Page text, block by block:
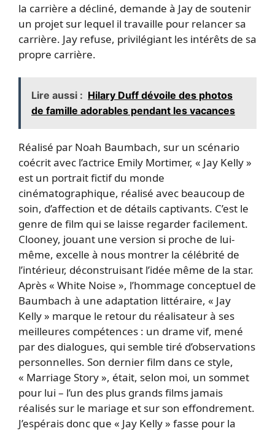
la carrière a décliné, demande à Jay de soutenir
un projet sur lequel il travaille pour relancer sa
carrière. Jay refuse, privilégiant les intérêts de sa
propre carrière.
Lire aussi : Hilary Duff dévoile des photos
de famille adorables pendant les vacances
Réalisé par Noah Baumbach, sur un scénario
coécrit avec l’actrice Emily Mortimer, « Jay Kelly »
est un portrait fictif du monde
cinématographique, réalisé avec beaucoup de
soin, d’affection et de détails captivants. C’est le
genre de film qui se laisse regarder facilement.
Clooney, jouant une version si proche de lui-
même, excelle à nous montrer la célébrité de
l’intérieur, déconstruisant l’idée même de la star.
Après « White Noise », l’hommage conceptuel de
Baumbach à une adaptation littéraire, « Jay
Kelly » marque le retour du réalisateur à ses
meilleures compétences : un drame vif, mené
par des dialogues, qui semble tiré d’observations
personnelles. Son dernier film dans ce style,
« Marriage Story », était, selon moi, un sommet
pour lui – l’un des plus grands films jamais
réalisés sur le mariage et sur son effondrement.
J’espérais donc que « Jay Kelly » fasse pour la